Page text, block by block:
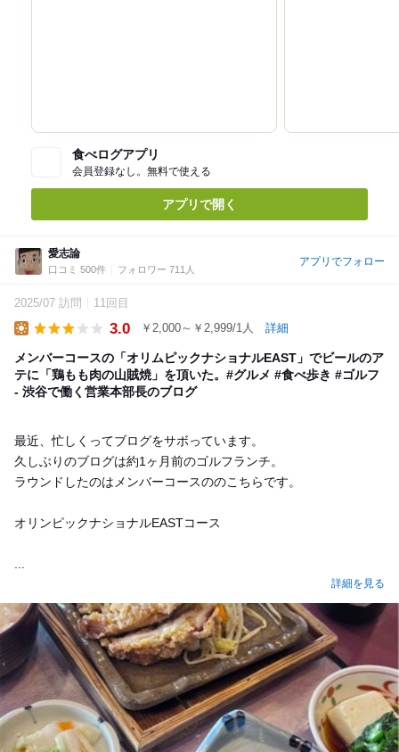
食べログアプリ
会員登録なし。無料で使える
アプリで開く
愛志論
口コミ 500件 フォロワー 711人
アプリでフォロー
2025/07 訪問 11回目
3.0 ￥2,000～￥2,999/1人 詳細
メンバーコースの「オリムピックナショナルEAST」でビールのア
テに「鶏もも肉の山賊焼」を頂いた。#グルメ #食べ歩き #ゴルフ
- 渋谷で働く営業本部長のブログ
最近、忙しくってブログをサボっています。
久しぶりのブログは約1ヶ月前のゴルフランチ。
ラウンドしたのはメンバーコースののこちらです。
オリンピックナショナルEASTコース
詳細を見る